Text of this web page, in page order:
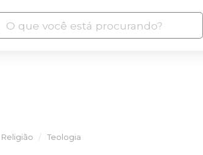
Religião Teologia